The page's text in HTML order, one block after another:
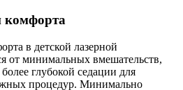
комфорта
в детской лазерной
от минимальных вмешательств,
глубокой седации для
процедур. Минимально